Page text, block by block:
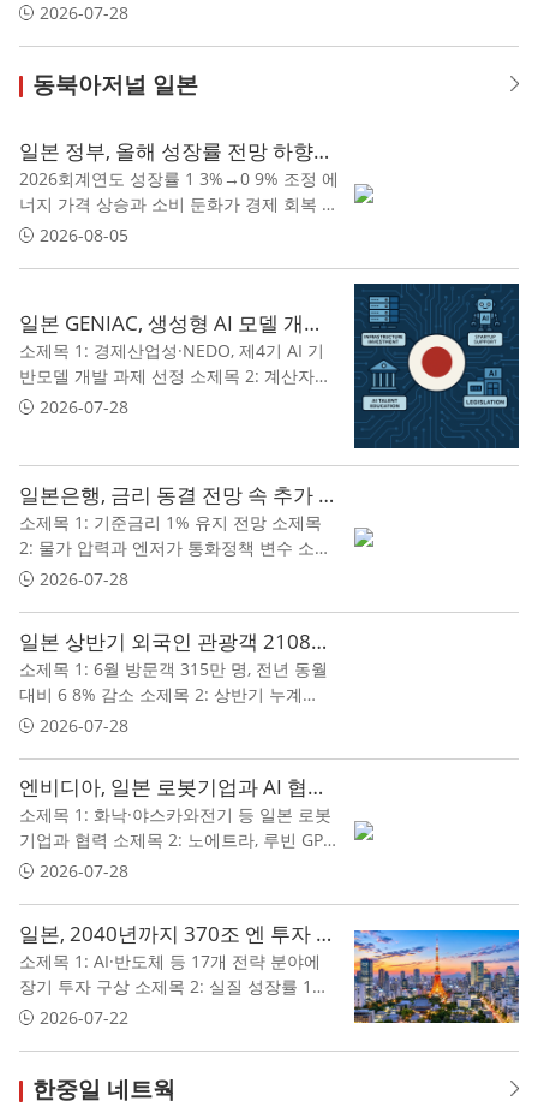
모리 시장에 중국 변수 부상
2026-07-28
동북아저널 일본
일본 정부, 올해 성장률 전망 하향…에너지 비용 부담에 소비·투자 둔화
2026회계연도 성장률 1 3%→0 9% 조정 에
너지 가격 상승과 소비 둔화가 경제 회복 발
목 정부 "내년에는 1 1% 성장 회복 기대 "
2026-08-05
일본 GENIAC, 생성형 AI 모델 개발 16개 프로젝트 지원
소제목 1: 경제산업성·NEDO, 제4기 AI 기
반모델 개발 과제 선정 소제목 2: 계산자원
확보 지원으로 국내 AI 개발 역량 강화 소제
2026-07-28
일본은행, 금리 동결 전망 속 추가 인상 가능성 시사
소제목 1: 기준금리 1% 유지 전망 소제목
2: 물가 압력과 엔저가 통화정책 변수 소제
목 3: 성장률 전망 상향 가능성도 제기
2026-07-28
일본 상반기 외국인 관광객 2108만 명…관광 회복세에 변수
소제목 1: 6월 방문객 315만 명, 전년 동월
대비 6 8% 감소 소제목 2: 상반기 누계
2108만4800명 기록 소제목 3: 방문객 수보
2026-07-28
엔비디아, 일본 로봇기업과 AI 협력…‘피지컬 AI’ 개발 속도
소제목 1: 화낙·야스카와전기 등 일본 로봇
기업과 협력 소제목 2: 노에트라, 루빈 GPU
2만7500개 기반 AI 팩토리 추진 소제목 3:
2026-07-28
일본, 2040년까지 370조 엔 투자 청사진…성장전략과 재정불안 사이
소제목 1: AI·반도체 등 17개 전략 분야에
장기 투자 구상 소제목 2: 실질 성장률 1%
이상 목표, 저성장 탈피 시도 소제목 3: 국
2026-07-22
한중일 네트웍